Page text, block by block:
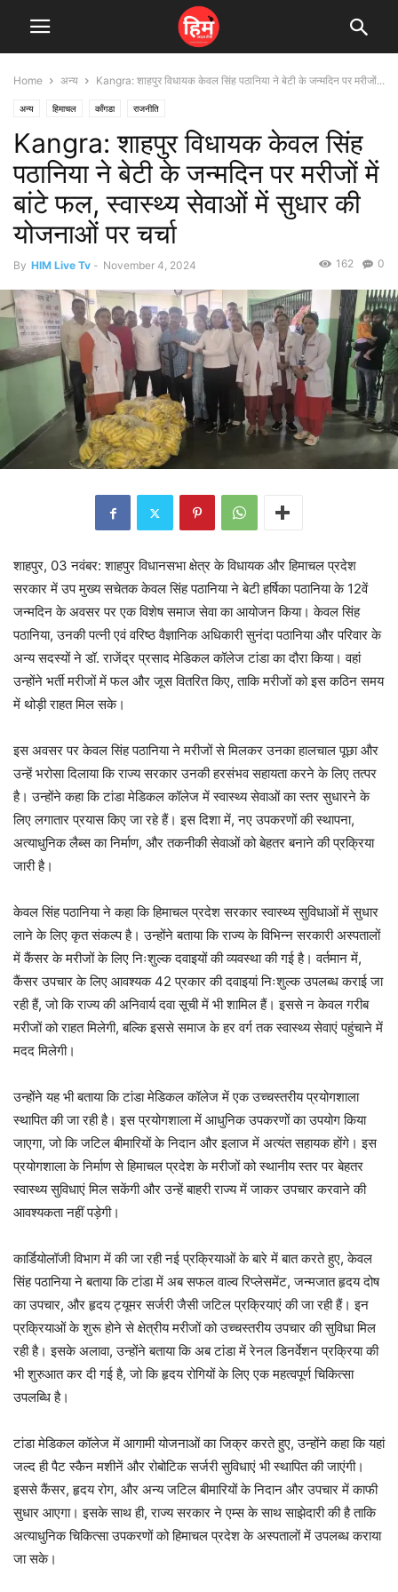
Home अन्य Kangra: शाहपुर विधायक केवल सिंह पठानिया ने बेटी के जन्मदिन पर मरीजों...
अन्य हिमाचल काँगडा राजनीति
Kangra: शाहपुर विधायक केवल सिंह
पठानिया ने बेटी के जन्मदिन पर मरीजों में
बांटे फल, स्वास्थ्य सेवाओं में सुधार की
योजनाओं पर चर्चा
By HIM Live Tv - November 4, 2024 0
162
शाहपुर, 03 नवंबर: शाहपुर विधानसभा क्षेत्र के विधायक और हिमाचल प्रदेश
सरकार में उप मुख्य सचेतक केवल सिंह पठानिया ने बेटी हर्षिका पठानिया के 12वें
जन्मदिन के अवसर पर एक विशेष समाज सेवा का आयोजन किया। केवल सिंह
पठानिया, उनकी पत्नी एवं वरिष्ठ वैज्ञानिक अधिकारी सुनंदा पठानिया और परिवार के
अन्य सदस्यों ने डॉ. राजेंद्र प्रसाद मेडिकल कॉलेज टांडा का दौरा किया। वहां
उन्होंने भर्ती मरीजों में फल और जूस वितरित किए, ताकि मरीजों को इस कठिन समय
में थोड़ी राहत मिल सके।
इस अवसर पर केवल सिंह पठानिया ने मरीजों से मिलकर उनका हालचाल पूछा और
उन्हें भरोसा दिलाया कि राज्य सरकार उनकी हरसंभव सहायता करने के लिए तत्पर
है। उन्होंने कहा कि टांडा मेडिकल कॉलेज में स्वास्थ्य सेवाओं का स्तर सुधारने के
लिए लगातार प्रयास किए जा रहे हैं। इस दिशा में, नए उपकरणों की स्थापना,
अत्याधुनिक लैब्स का निर्माण, और तकनीकी सेवाओं को बेहतर बनाने की प्रक्रिया
जारी है।
केवल सिंह पठानिया ने कहा कि हिमाचल प्रदेश सरकार स्वास्थ्य सुविधाओं में सुधार
लाने के लिए कृत संकल्प है। उन्होंने बताया कि राज्य के विभिन्न सरकारी अस्पतालों
में कैंसर के मरीजों के लिए निःशुल्क दवाइयों की व्यवस्था की गई है। वर्तमान में,
कैंसर उपचार के लिए आवश्यक 42 प्रकार की दवाइयां निःशुल्क उपलब्ध कराई जा
रही हैं, जो कि राज्य की अनिवार्य दवा सूची में भी शामिल हैं। इससे न केवल गरीब
मरीजों को राहत मिलेगी, बल्कि इससे समाज के हर वर्ग तक स्वास्थ्य सेवाएं पहुंचाने में
मदद मिलेगी।
उन्होंने यह भी बताया कि टांडा मेडिकल कॉलेज में एक उच्चस्तरीय प्रयोगशाला
स्थापित की जा रही है। इस प्रयोगशाला में आधुनिक उपकरणों का उपयोग किया
जाएगा, जो कि जटिल बीमारियों के निदान और इलाज में अत्यंत सहायक होंगे। इस
प्रयोगशाला के निर्माण से हिमाचल प्रदेश के मरीजों को स्थानीय स्तर पर बेहतर
स्वास्थ्य सुविधाएं मिल सकेंगी और उन्हें बाहरी राज्य में जाकर उपचार करवाने की
आवश्यकता नहीं पड़ेगी।
कार्डियोलॉजी विभाग में की जा रही नई प्रक्रियाओं के बारे में बात करते हुए, केवल
सिंह पठानिया ने बताया कि टांडा में अब सफल वाल्व रिप्लेसमेंट, जन्मजात हृदय दोष
का उपचार, और हृदय ट्यूमर सर्जरी जैसी जटिल प्रक्रियाएं की जा रही हैं। इन
प्रक्रियाओं के शुरू होने से क्षेत्रीय मरीजों को उच्चस्तरीय उपचार की सुविधा मिल
रही है। इसके अलावा, उन्होंने बताया कि अब टांडा में रेनल डिनर्वेशन प्रक्रिया की
भी शुरुआत कर दी गई है, जो कि हृदय रोगियों के लिए एक महत्वपूर्ण चिकित्सा
उपलब्धि है।
टांडा मेडिकल कॉलेज में आगामी योजनाओं का जिक्र करते हुए, उन्होंने कहा कि यहां
जल्द ही पैट स्कैन मशीनें और रोबोटिक सर्जरी सुविधाएं भी स्थापित की जाएंगी।
इससे कैंसर, हृदय रोग, और अन्य जटिल बीमारियों के निदान और उपचार में काफी
सुधार आएगा। इसके साथ ही, राज्य सरकार ने एम्स के साथ साझेदारी की है ताकि
अत्याधुनिक चिकित्सा उपकरणों को हिमाचल प्रदेश के अस्पतालों में उपलब्ध कराया
जा सके।